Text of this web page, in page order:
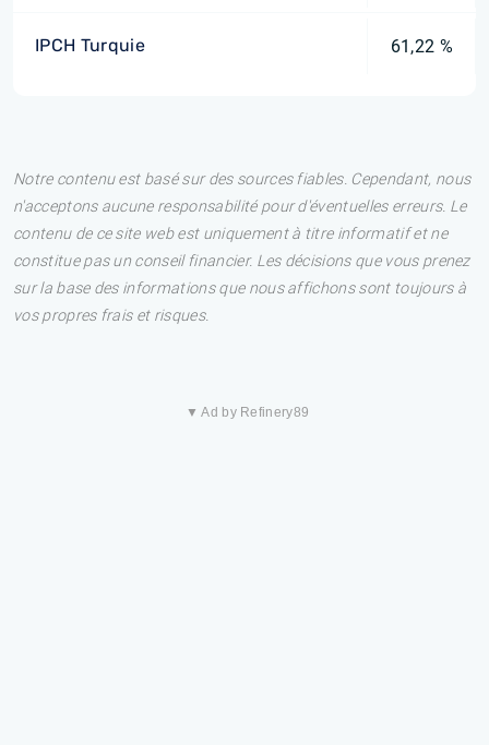
IPCH Turquie 61,22 %
Notre contenu est basé sur des sources fiables. Cependant, nous
n'acceptons aucune responsabilité pour d'éventuelles erreurs. Le
contenu de ce site web est uniquement à titre informatif et ne
constitue pas un conseil financier. Les décisions que vous prenez
sur la base des informations que nous affichons sont toujours à
vos propres frais et risques.
▼ Ad by Refinery89